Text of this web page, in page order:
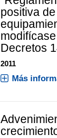
positiva
Decretos
2011
Más